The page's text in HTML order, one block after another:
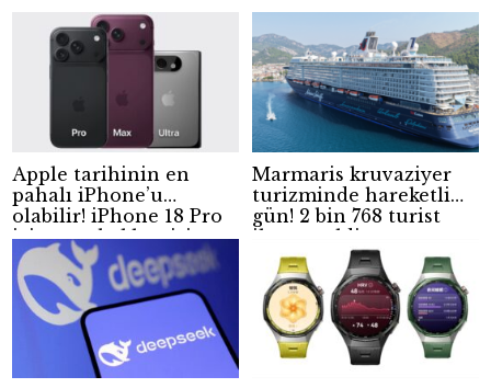
Apple tarihinin en
pahalı iPhone’u
olabilir! iPhone 18 Pro
için zam beklentisi
güçleniyor
Marmaris kruvaziyer
turizminde hareketli
gün! 2 bin 768 turist
ilçeye geldi